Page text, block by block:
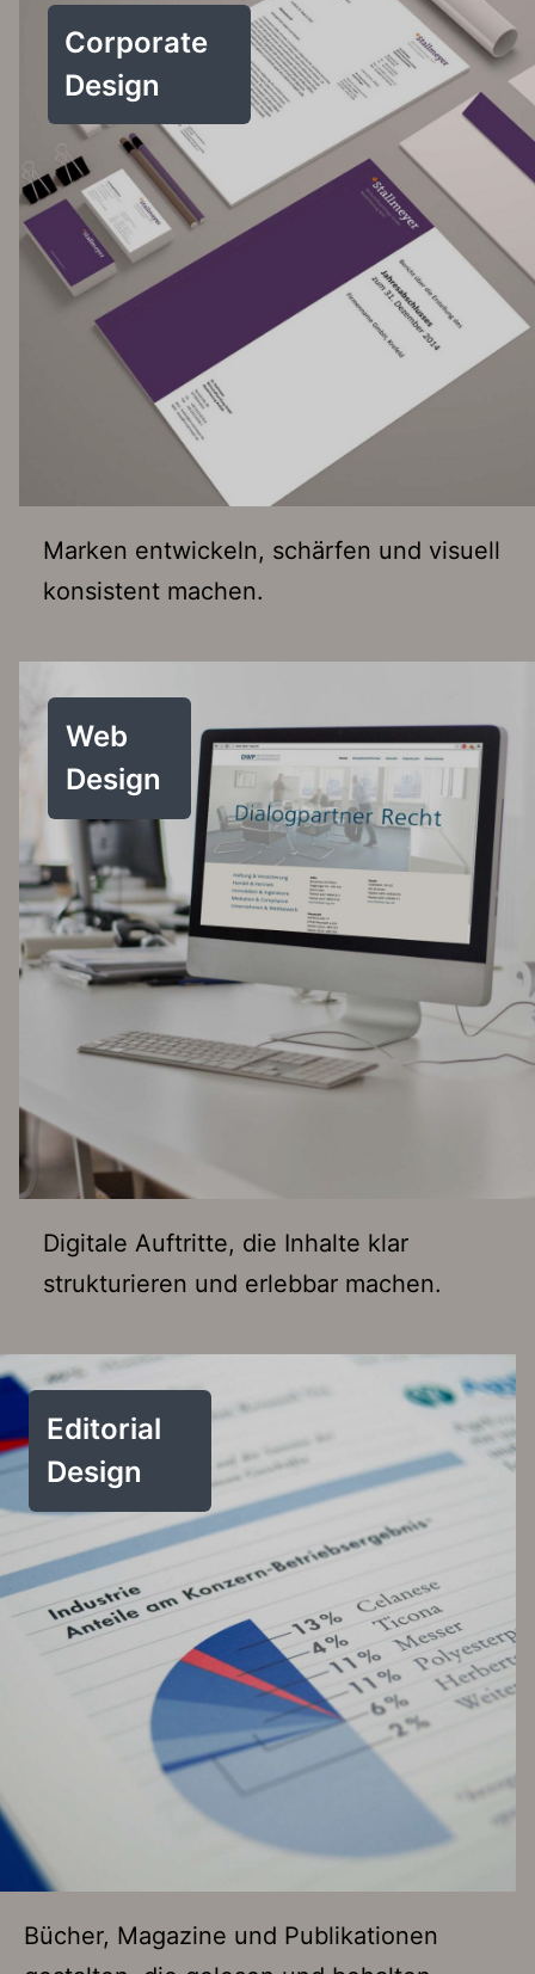
Corporate
Design
Marken entwickeln, schärfen und visuell
konsistent machen.
Web
Design
Digitale Auftritte, die Inhalte klar
strukturieren und erlebbar machen.
Editorial
Design
Bücher, Magazine und Publikationen